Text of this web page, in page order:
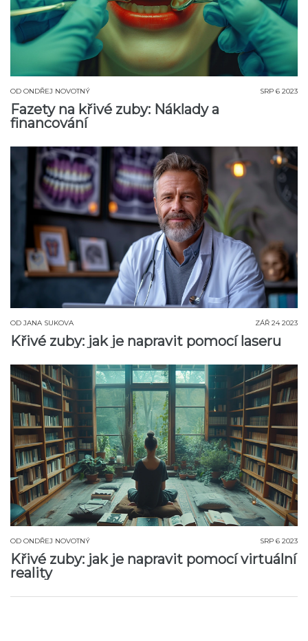
OD ONDŘEJ NOVOTNÝ SRP 6 2023
Fazety na křivé zuby: Náklady a
financování
OD JANA SUKOVA ZÁŘ 24 2023
Křivé zuby: jak je napravit pomocí laseru
OD ONDŘEJ NOVOTNÝ SRP 6 2023
Křivé zuby: jak je napravit pomocí virtuální
reality